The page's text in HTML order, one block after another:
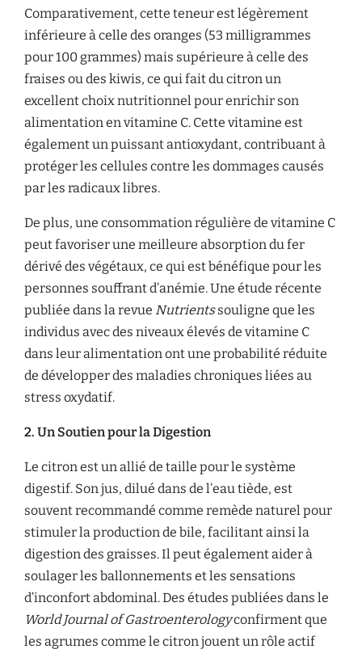
Comparativement, cette teneur est légèrement
inférieure à celle des oranges (53 milligrammes
pour 100 grammes) mais supérieure à celle des
fraises ou des kiwis, ce qui fait du citron un
excellent choix nutritionnel pour enrichir son
alimentation en vitamine C. Cette vitamine est
également un puissant antioxydant, contribuant à
protéger les cellules contre les dommages causés
par les radicaux libres.
De plus, une consommation régulière de vitamine C
peut favoriser une meilleure absorption du fer
dérivé des végétaux, ce qui est bénéfique pour les
personnes souffrant d’anémie. Une étude récente
publiée dans la revue Nutrientssouligne que les
individus avec des niveaux élevés de vitamine C
dans leur alimentation ont une probabilité réduite
de développer des maladies chroniques liées au
stress oxydatif.
2. Un Soutien pour la Digestion
Le citron est un allié de taille pour le système
digestif. Son jus, dilué dans de l’eau tiède, est
souvent recommandé comme remède naturel pour
stimuler la production de bile, facilitant ainsi la
digestion des graisses. Il peut également aider à
soulager les ballonnements et les sensations
d’inconfort abdominal. Des études publiées dans le
World Journal of Gastroenterologyconfirment que
les agrumes comme le citron jouent un rôle actif